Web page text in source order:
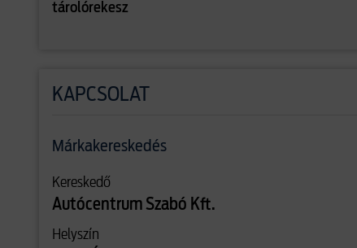
tárolórekesz
KAPCSOLAT
Márkakereskedés
Kereskedő
Autócentrum Szabó Kft.
Helyszín